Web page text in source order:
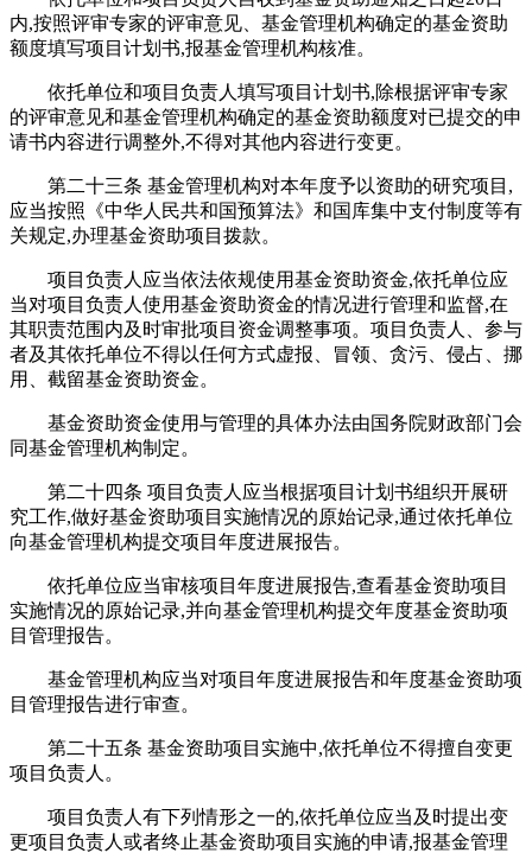
内,按照评审专家的评审意见、基金管理机构确定的基金资助
额度填写项目计划书,报基金管理机构核准。
依托单位和项目负责人填写项目计划书,除根据评审专家
的评审意见和基金管理机构确定的基金资助额度对已提交的申
请书内容进行调整外,不得对其他内容进行变更。
第二十三条 基金管理机构对本年度予以资助的研究项目,
应当按照《中华人民共和国预算法》和国库集中支付制度等有
关规定,办理基金资助项目拨款。
项目负责人应当依法依规使用基金资助资金,依托单位应
当对项目负责人使用基金资助资金的情况进行管理和监督,在
其职责范围内及时审批项目资金调整事项。项目负责人、参与
者及其依托单位不得以任何方式虚报、冒领、贪污、侵占、挪
用、截留基金资助资金。
基金资助资金使用与管理的具体办法由国务院财政部门会
同基金管理机构制定。
第二十四条 项目负责人应当根据项目计划书组织开展研
究工作,做好基金资助项目实施情况的原始记录,通过依托单位
向基金管理机构提交项目年度进展报告。
依托单位应当审核项目年度进展报告,查看基金资助项目
实施情况的原始记录,并向基金管理机构提交年度基金资助项
目管理报告。
基金管理机构应当对项目年度进展报告和年度基金资助项
目管理报告进行审查。
第二十五条 基金资助项目实施中,依托单位不得擅自变更
项目负责人。
项目负责人有下列情形之一的,依托单位应当及时提出变
更项目负责人或者终止基金资助项目实施的申请,报基金管理